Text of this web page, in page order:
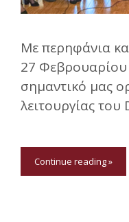
Με περηφάνια
27 Φεβρουαρίου
σημαντικό μας
λειτουργίας του
Continue reading »